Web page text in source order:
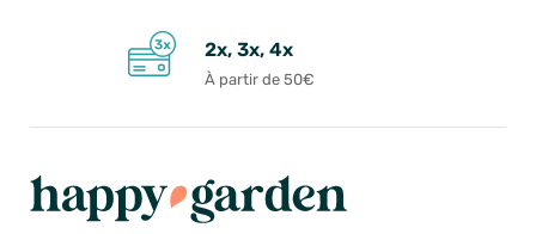
2x, 3x, 4x
À partir de 50€